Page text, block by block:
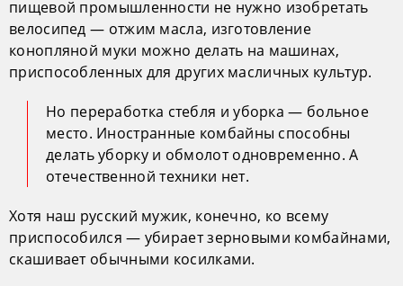
пищевой промышленности не нужно изобретать
велосипед — отжим масла, изготовление
конопляной муки можно делать на машинах,
приспособленных для других масличных культур.
Но переработка стебля и уборка — больное
место. Иностранные комбайны способны
делать уборку и обмолот одновременно. А
отечественной техники нет.
Хотя наш русский мужик, конечно, ко всему
приспособился — убирает зерновыми комбайнами,
скашивает обычными косилками.